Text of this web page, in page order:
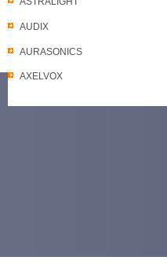
AUDIX
AURASONICS
AXELVOX